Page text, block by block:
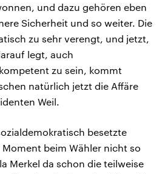
und dazu gehören eben
Sicherheit und so weiter. Die
zu sehr verengt, und jetzt,
legt, auch
zu sein, kommt
natürlich jetzt die Affäre
Weil.
besetzte
beim Wähler nicht so
Merkel da schon die teilweise